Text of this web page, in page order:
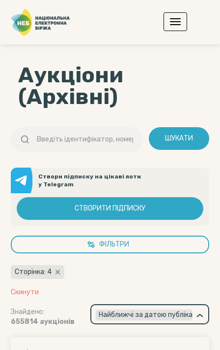
Аукціони
(Архівні)
ШУКАТИ
Створи підписку на цікаві лоти
у Telegram
СТВОРИТИ ПІДПИСКУ
ФІЛЬТРИ
Сторінка: 4
Скинути
Знайдено:
655814 аукціонів
×
Найближчі за датою публікації